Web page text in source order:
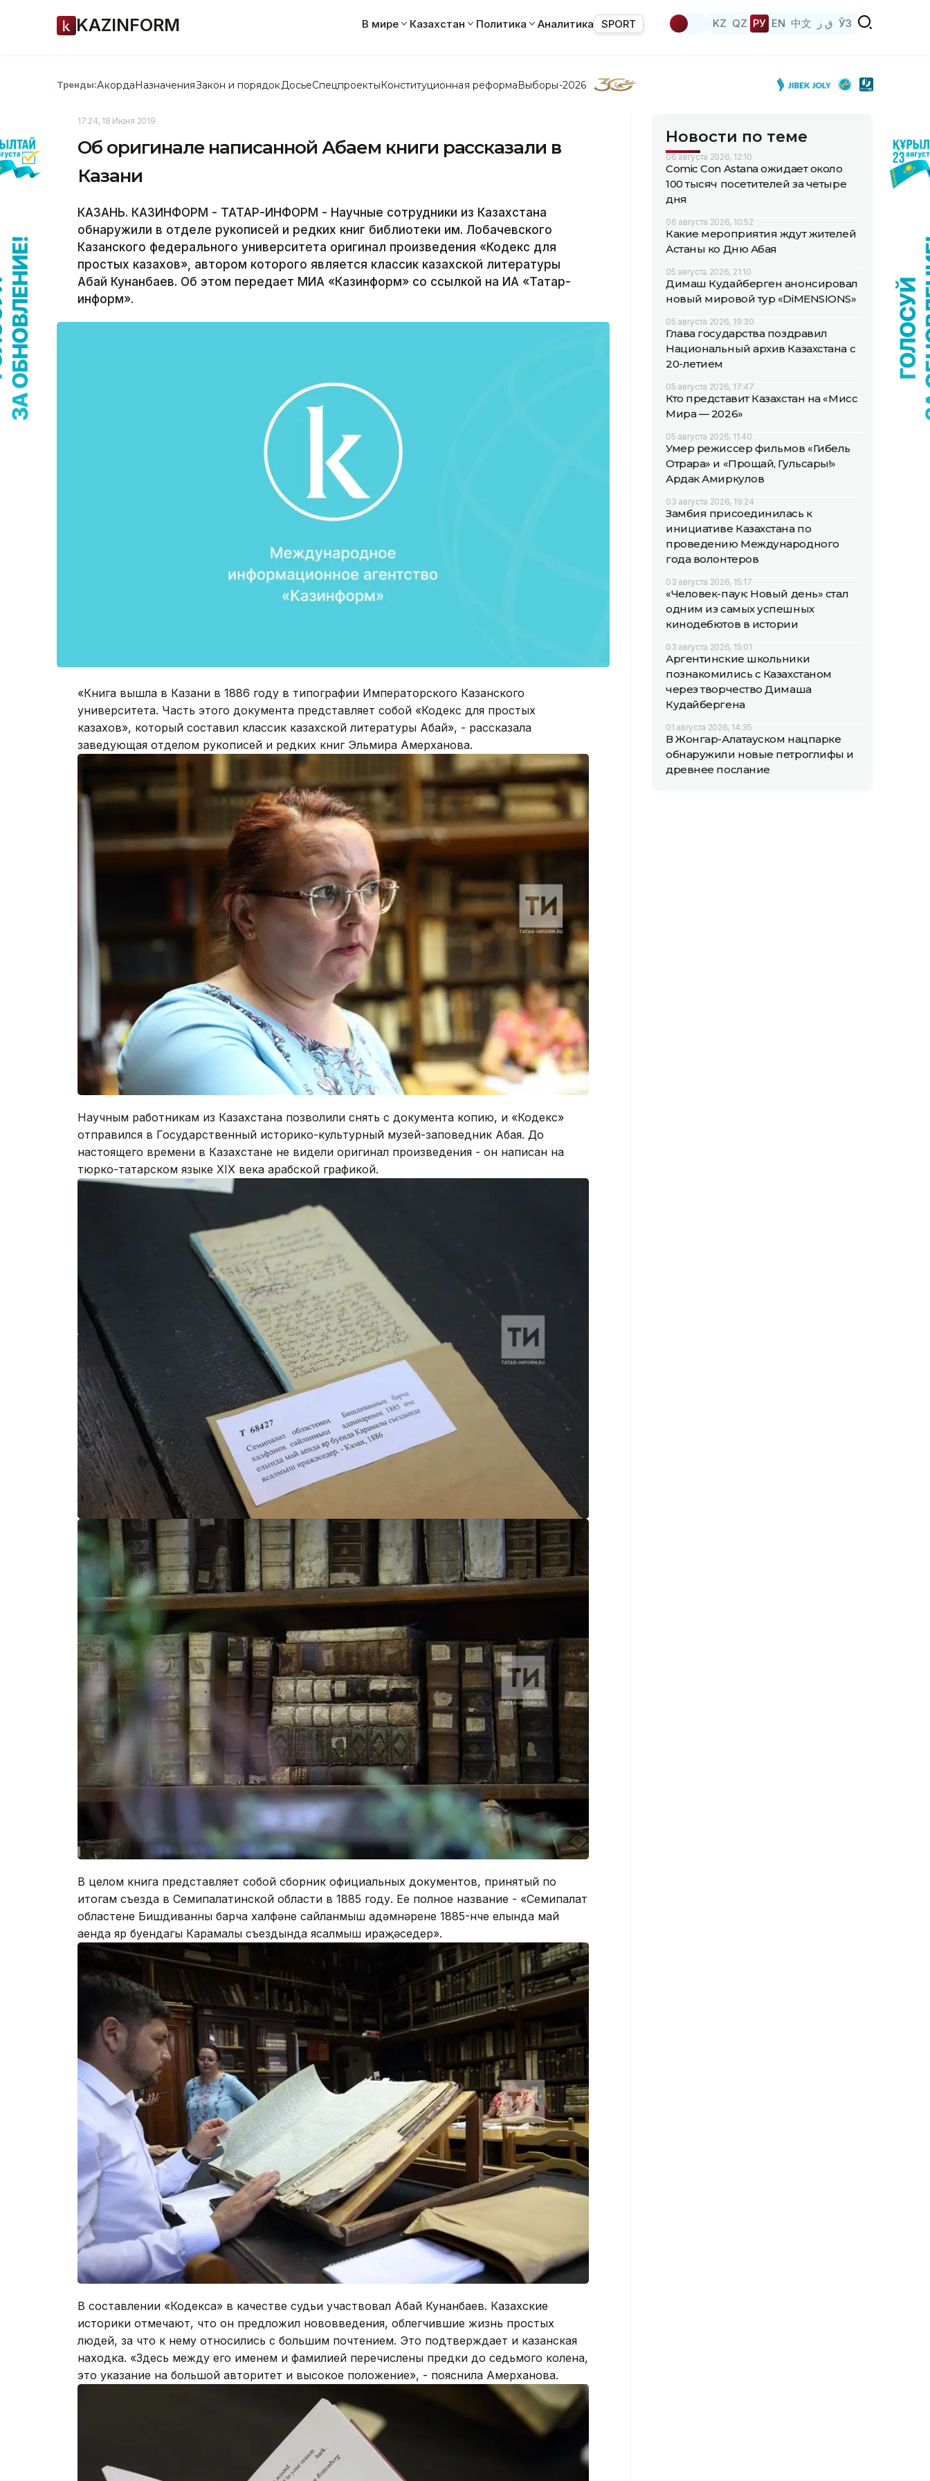
KAZINFORM В мире Казахстан Политика Аналитика SPORT KZ QZ РУ EN 中文 ق ز ЎЗ
Тренды:АкордаНазначенияЗакон и порядок ДосьеСпецпроектыКонституционная реформаВыборы-2026
17:24, 18 Июня 2019
Об оригинале написанной Абаем книги рассказали в
Казани
КАЗАНЬ. КАЗИНФОРМ - ТАТАР-ИНФОРМ - Научные сотрудники из Казахстана
обнаружили в отделе рукописей и редких книг библиотеки им. Лобачевского
Казанского федерального университета оригинал произведения «Кодекс для
простых казахов», автором которого является классик казахской литературы
Абай Кунанбаев. Об этом передает МИА «Казинформ» со ссылкой на ИА «Татар-
информ».
«Книга вышла в Казани в 1886 году в типографии Императорского Казанского
университета. Часть этого документа представляет собой «Кодекс для простых
казахов», который составил классик казахской литературы Абай», - рассказала
заведующая отделом рукописей и редких книг Эльмира Амерханова.
Научным работникам из Казахстана позволили снять с документа копию, и «Кодекс»
отправился в Государственный историко-культурный музей-заповедник Абая. До
настоящего времени в Казахстане не видели оригинал произведения - он написан на
тюрко-татарском языке XIX века арабской графикой.
В целом книга представляет собой сборник официальных документов, принятый по
итогам съезда в Семипалатинской области в 1885 году. Ее полное название - «Семипалат
областенең Бишдиванның барча халфәнең сайланмыш адәмнәренең 1885-нче елында май
аенда яр буендагы Карамалы съездында ясалмыш ираҗәседер».
В составлении «Кодекса» в качестве судьи участвовал Абай Кунанбаев. Казахские
историки отмечают, что он предложил нововведения, облегчившие жизнь простых
людей, за что к нему относились с большим почтением. Это подтверждает и казанская
находка. «Здесь между его именем и фамилией перечислены предки до седьмого колена,
это указание на большой авторитет и высокое положение», - пояснила Амерханова.
Новости по теме
06 августа 2026, 12:10
Comic Con Astana ожидает около
100 тысяч посетителей за четыре
дня
06 августа 2026, 10:52
Какие мероприятия ждут жителей
Астаны ко Дню Абая
05 августа 2026, 21:10
Димаш Кудайберген анонсировал
новый мировой тур «DiMENSIONS»
05 августа 2026, 19:30
Глава государства поздравил
Национальный архив Казахстана с
20-летием
05 августа 2026, 17:47
Кто представит Казахстан на «Мисс
Мира — 2026»
05 августа 2026, 11:40
Умер режиссер фильмов «Гибель
Отрара» и «Прощай, Гульсары!»
Ардак Амиркулов
03 августа 2026, 19:24
Замбия присоединилась к
инициативе Казахстана по
проведению Международного
года волонтеров
03 августа 2026, 15:17
«Человек-паук: Новый день» стал
одним из самых успешных
кинодебютов в истории
03 августа 2026, 15:01
Аргентинские школьники
познакомились с Казахстаном
через творчество Димаша
Кудайбергена
01 августа 2026, 14:35
В Жонгар-Алатауском нацпарке
обнаружили новые петроглифы и
древнее послание